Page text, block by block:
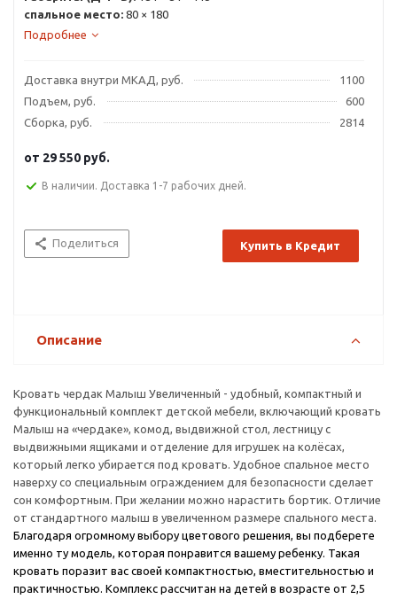
спальное место: 80 × 180
Подробнее
Доставка внутри МКАД, руб.
1100
Подъем, руб.
600
Сборка, руб.
2814
от 29 550 руб.
В наличии. Доставка 1-7 рабочих дней.
Поделиться Купить в Кредит
Описание
Кровать чердак Малыш Увеличенный - удобный, компактный и
функциональный комплект детской мебели, включающий кровать
Малыш на «чердаке», комод, выдвижной стол, лестницу с
выдвижными ящиками и отделение для игрушек на колёсах,
который легко убирается под кровать. Удобное спальное место
наверху со специальным ограждением для безопасности сделает
сон комфортным. При желании можно нарастить бортик. Отличие
от стандартного малыш в увеличенном размере спального места.
Благодаря огромному выбору цветового решения, вы подберете
именно ту модель, которая понравится вашему ребенку. Такая
кровать поразит вас своей компактностью, вместительностью и
практичностью. Комплекс рассчитан на детей в возрасте от 2,5